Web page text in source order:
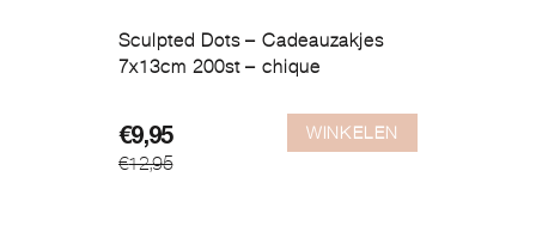
Sculpted Dots – Cadeauzakjes
7x13cm 200st – chique
€12,95
Oorspronkelijke
prijs
€9,95
Huidige
prijs
WINKELEN